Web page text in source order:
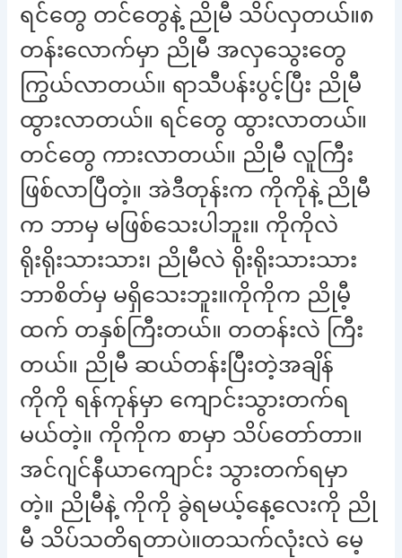
ရင်တွေ တင်တွေနဲ့ ညိုမီ သိပ်လှတယ်။၈
တန်းလောက်မှာ ညိုမီ အလှသွေးတွေ
ကြွယ်လာတယ်။ ရာသီပန်းပွင့်ပြီး ညိုမီ
ထွားလာတယ်။ ရင်တွေ ထွားလာတယ်။
တင်တွေ ကားလာတယ်။ ညိုမီ လူကြီး
ဖြစ်လာပြီတဲ့။ အဲဒီတုန်းက ကိုကိုနဲ့ ညိုမီ
က ဘာမှ မဖြစ်သေးပါဘူး။ ကိုကိုလဲ
ရိုးရိုးသားသား၊ ညိုမီလဲ ရိုးရိုးသားသား
ဘာစိတ်မှ မရှိသေးဘူး။ကိုကိုက ညိုမီ့
ထက် တနှစ်ကြီးတယ်။ တတန်းလဲ ကြီး
တယ်။ ညိုမီ ဆယ်တန်းပြီးတဲ့အချိန်
ကိုကို ရန်ကုန်မှာ ကျောင်းသွားတက်ရ
မယ်တဲ့။ ကိုကိုက စာမှာ သိပ်တော်တာ။
အင်ဂျင်နီယာကျောင်း သွားတက်ရမှာ
တဲ့။ ညိုမီနဲ့ ကိုကို ခွဲရမယ့်နေ့လေးကို ညို
မီ သိပ်သတိရတာပဲ။တသက်လုံးလဲ မေ့